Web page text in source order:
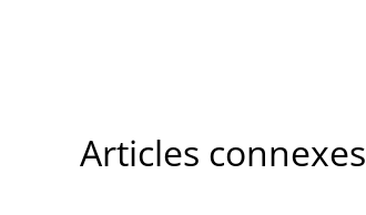
Articles connexes